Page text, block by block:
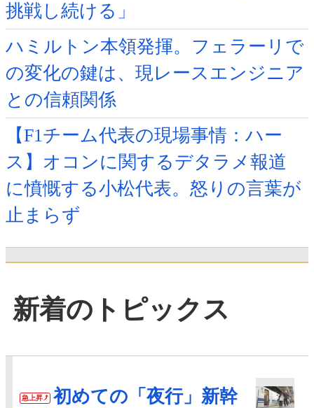
挑戦し続ける」
ハミルトン本領発揮。フェラーリで
の変化の鍵は、現レースエンジニア
との信頼関係
【F1チーム代表の現場事情：ハー
ス】オコンに関するデタラメ報道
に憤慨する小松代表。怒りの言葉が
止まらず
新着のトピックス
急上昇
初めての「夜行」新幹